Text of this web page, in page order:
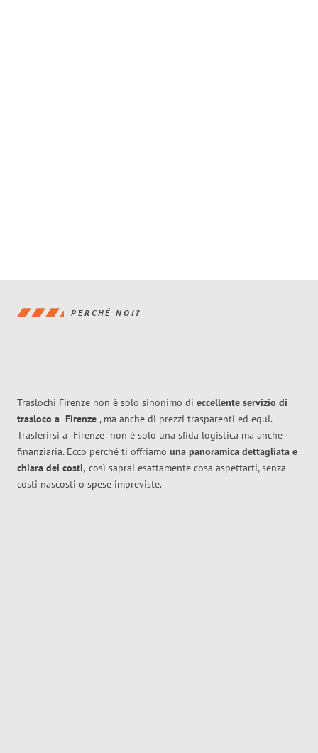
PERCHÉ NOI?
Traslochi Firenze non è solo sinonimo di eccellente servizio di
trasloco a Firenze , ma anche di prezzi trasparenti ed equi.
Trasferirsi a Firenze non è solo una sfida logistica ma anche
finanziaria. Ecco perché ti offriamo una panoramica dettagliata e
chiara dei costi, così saprai esattamente cosa aspettarti, senza
costi nascosti o spese impreviste.